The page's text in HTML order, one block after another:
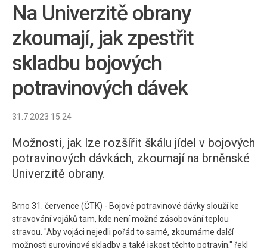
Na Univerzitě obrany
zkoumají, jak zpestřit
skladbu bojových
potravinových dávek
31.7.2023 15:24
Možnosti, jak lze rozšířit škálu jídel v bojových
potravinových dávkách, zkoumají na brněnské
Univerzitě obrany.
Brno 31. července (ČTK) - Bojové potravinové dávky slouží ke
stravování vojáků tam, kde není možné zásobování teplou
stravou. "Aby vojáci nejedli pořád to samé, zkoumáme další
možnosti surovinové skladby a také jakost těchto potravin," řekl